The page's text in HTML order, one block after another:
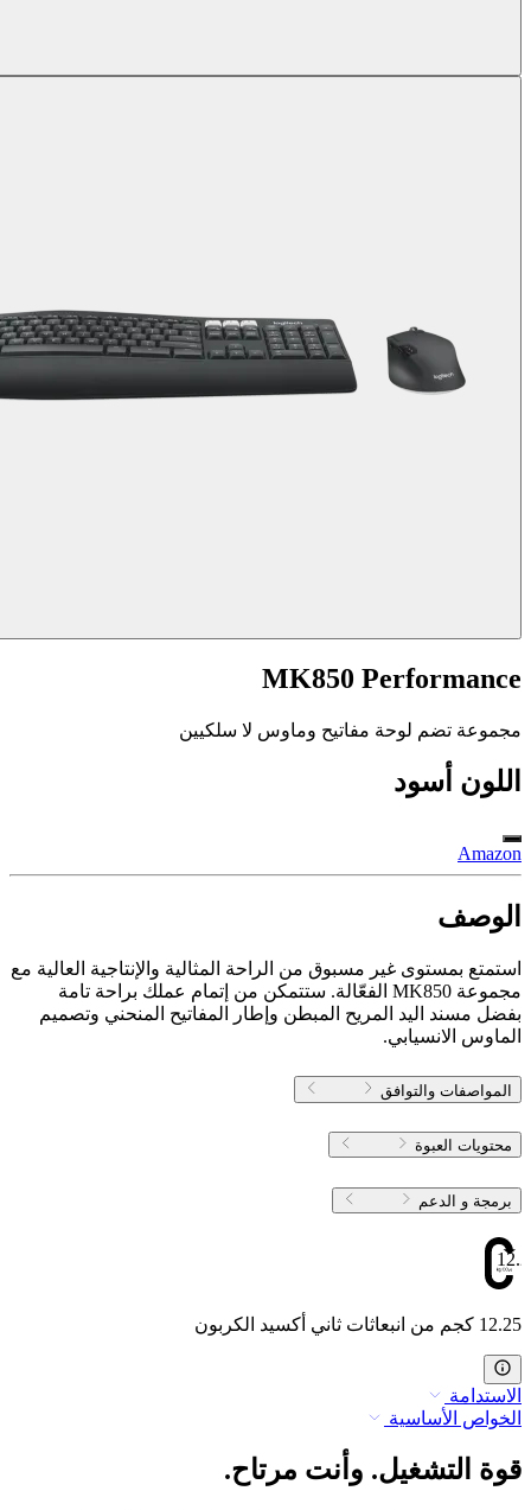
MK850 Performance
مجموعة تضم لوحة مفاتيح وماوس لا سلكيين
اللون أسود
Amazon
الوصف
استمتع بمستوى غير مسبوق من الراحة المثالية والإنتاجية العالية مع
مجموعة MK850 الفعّالة. ستتمكن من إتمام عملك براحة تامة
بفضل مسند اليد المريح المبطن وإطار المفاتيح المنحني وتصميم
الماوس الانسيابي.
المواصفات والتوافق
محتويات العبوة
برمجة و الدعم
12.25 كجم من انبعاثات ثاني أكسيد الكربون
الاستدامة
الخواص الأساسية
قوة التشغيل. وأنت مرتاح.